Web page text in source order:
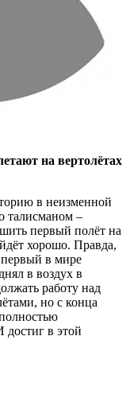
на вертолётах
в неизменной
талисманом –
первый полёт на
хорошо. Правда,
в мире
в воздух в
работу над
но с конца
достиг в этой